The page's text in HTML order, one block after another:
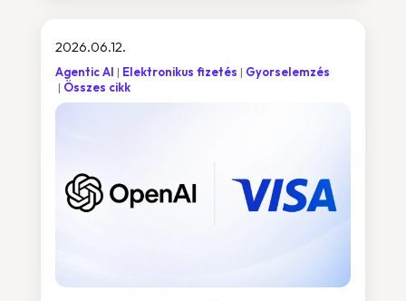
2026.06.12.
Agentic AI Elektronikus fizetés
Gyorselemzés
Összes cikk